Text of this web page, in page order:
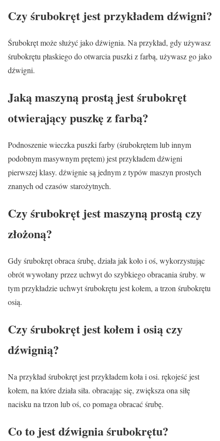
Czy śrubokręt jest przykładem dźwigni?
Śrubokręt może służyć jako dźwignia. Na przykład, gdy używasz
śrubokrętu płaskiego do otwarcia puszki z farbą, używasz go jako
dźwigni.
Jaką maszyną prostą jest śrubokręt
otwierający puszkę z farbą?
Podnoszenie wieczka puszki farby (śrubokrętem lub innym
podobnym masywnym prętem) jest przykładem dźwigni
pierwszej klasy. dźwignie są jednym z typów maszyn prostych
znanych od czasów starożytnych.
Czy śrubokręt jest maszyną prostą czy
złożoną?
Gdy śrubokręt obraca śrubę, działa jak koło i oś, wykorzystując
obrót wywołany przez uchwyt do szybkiego obracania śruby. w
tym przykładzie uchwyt śrubokrętu jest kołem, a trzon śrubokrętu
osią.
Czy śrubokręt jest kołem i osią czy
dźwignią?
Na przykład śrubokręt jest przykładem koła i osi. rękojeść jest
kołem, na które działa siła. obracając się, zwiększa ona siłę
nacisku na trzon lub oś, co pomaga obracać śrubę.
Co to jest dźwignia śrubokrętu?